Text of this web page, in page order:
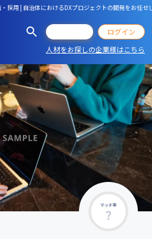
採用 | 自治体におけるDXプロジェクトの開発をお任
ログイン
人材をお探しの企業様はこちら
マッチ率